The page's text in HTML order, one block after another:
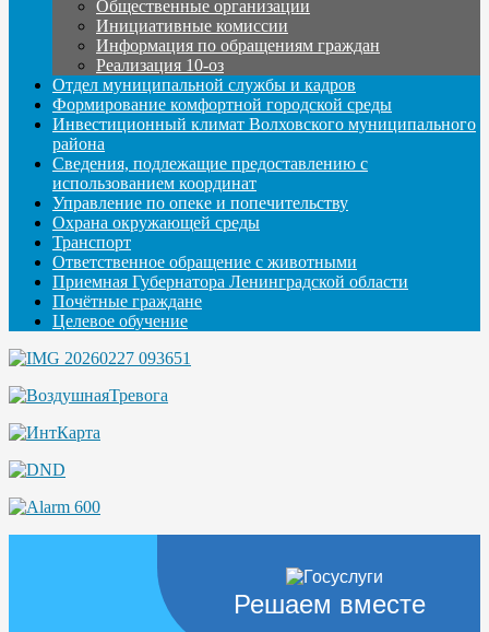
Общественные организации
Инициативные комиссии
Информация по обращениям граждан
Реализация 10-оз
Отдел муниципальной службы и кадров
Формирование комфортной городской среды
Инвестиционный климат Волховского муниципального
района
Сведения, подлежащие предоставлению с
использованием координат
Управление по опеке и попечительству
Охрана окружающей среды
Транспорт
Ответственное обращение с животными
Приемная Губернатора Ленинградской области
Почётные граждане
Целевое обучение
Решаем вместе